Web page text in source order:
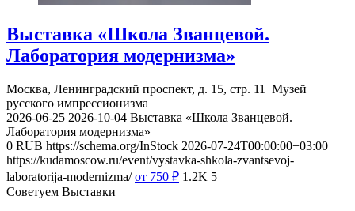
Выставка «Школа Званцевой.
Лаборатория модернизма»
Москва, Ленинградский проспект, д. 15, стр. 11
Музей
русского импрессионизма
2026-06-25 2026-10-04 Выставка «Школа Званцевой.
Лаборатория модернизма»
0 RUB https://schema.org/InStock 2026-07-24T00:00:00+03:00
https://kudamoscow.ru/event/vystavka-shkola-zvantsevoj-
laboratorija-modernizma/ от 750 ₽ 1.2K 5
Советуем Выставки